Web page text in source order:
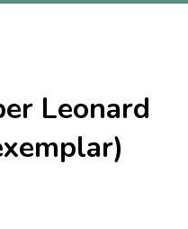
Leonard